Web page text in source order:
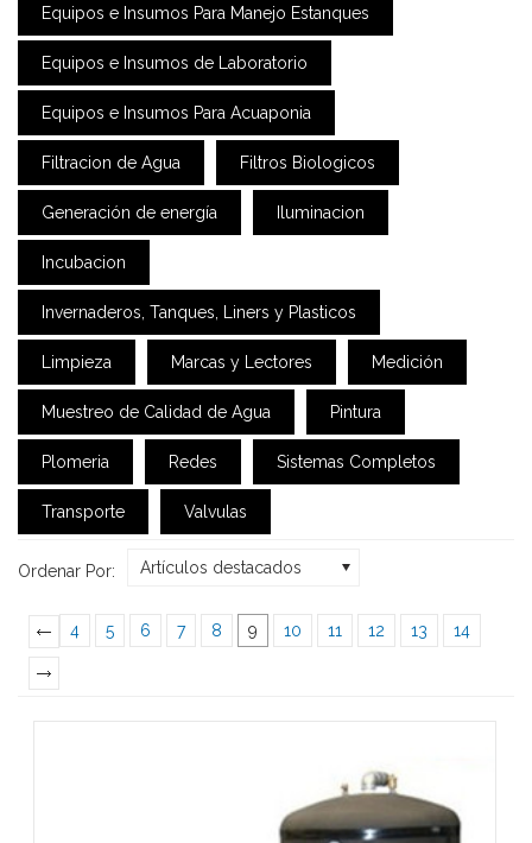
Equipos e Insumos Para Manejo Estanques
Equipos e Insumos de Laboratorio
Equipos e Insumos Para Acuaponia
Filtracion de Agua Filtros Biologicos
Generación de energía Iluminacion
Incubacion
Invernaderos, Tanques, Liners y Plasticos
Limpieza Marcas y Lectores Medición
Muestreo de Calidad de Agua Pintura
Plomeria Redes Sistemas Completos
Transporte Valvulas
Ordenar Por: Artículos destacados
«
4 5 6 7 8 9 10 11 12 13 14
»